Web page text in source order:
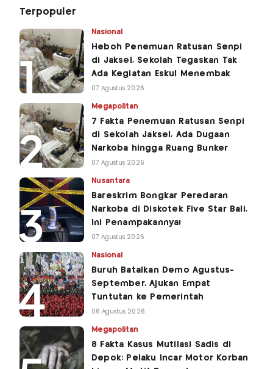
Terpopuler
Nasional
Heboh Penemuan Ratusan Senpi
di Jaksel, Sekolah Tegaskan Tak
Ada Kegiatan Eskul Menembak
07 Agustus 2026
Megapolitan
7 Fakta Penemuan Ratusan Senpi
di Sekolah Jaksel, Ada Dugaan
Narkoba hingga Ruang Bunker
07 Agustus 2026
Nusantara
Bareskrim Bongkar Peredaran
Narkoba di Diskotek Five Star Bali,
Ini Penampakannya!
07 Agustus 2026
Nasional
Buruh Batalkan Demo Agustus-
September, Ajukan Empat
Tuntutan ke Pemerintah
06 Agustus 2026
Megapolitan
8 Fakta Kasus Mutilasi Sadis di
Depok: Pelaku Incar Motor Korban